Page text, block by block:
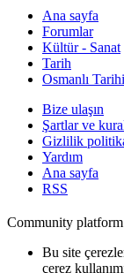
Ana sayfa
Forumlar
Kültür - Sanat
Tarih
Osmanlı Tarihi
Bize ulaşın
Şartlar ve
Gizlilik
Yardım
Ana sayfa
RSS
Community
Bu site
çerez